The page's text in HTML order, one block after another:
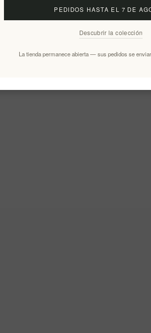
EL1447
1
PEDIDOS HASTA EL 7 DE
Descubrir la colección
La tienda permanece abierta — sus pedidos se